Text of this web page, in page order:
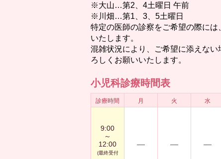
※大山…第2、4土曜日 午前
※川畑…第1、3、5土曜日
特定の医師の診察をご希望の際に
いたします。
混雑状況により、ご希望に添えな
ろしくお願いいたします。
小児科診療時間表
診療時間 月 火 水
9:00
～
12:00
(最終受付
― ― ―